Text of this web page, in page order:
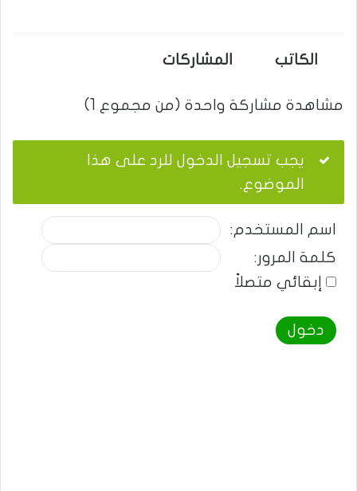
الكاتب المشاركات
مشاهدة مشاركة واحدة (من مجموع 1)
يجب تسجيل الدخول للرد على هذا
الموضوع.
اسم المستخدم:
كلمة المرور:
إبقائي متصلاً
دخول